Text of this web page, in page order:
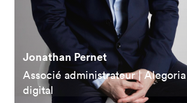
Jonathan Pernet
Associé administrateur | Alegoria
digital